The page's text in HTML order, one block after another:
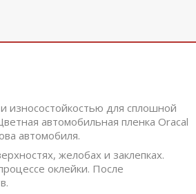
износостойкостью для сплошной
автомобильная пленка Oracal
автомобиля.
желобах и заклепках.
оклейки. После